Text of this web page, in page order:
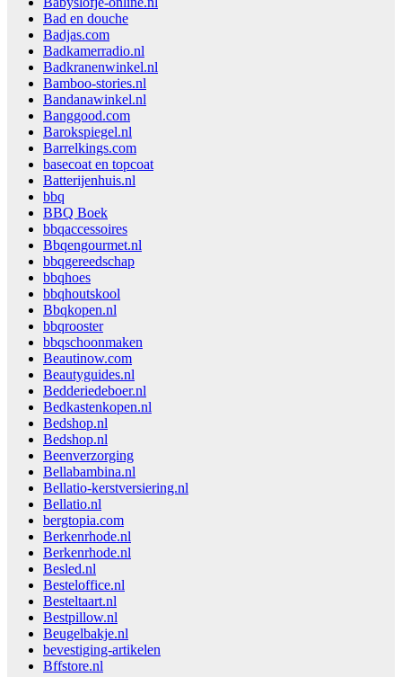
Bad en douche
Badjas.com
Badkamerradio.nl
Badkranenwinkel.nl
Bamboo-stories.nl
Bandanawinkel.nl
Banggood.com
Barokspiegel.nl
Barrelkings.com
basecoat en topcoat
Batterijenhuis.nl
bbq
BBQ Boek
bbqaccessoires
Bbqengourmet.nl
bbqgereedschap
bbqhoes
bbqhoutskool
Bbqkopen.nl
bbqrooster
bbqschoonmaken
Beautinow.com
Beautyguides.nl
Bedderiedeboer.nl
Bedkastenkopen.nl
Bedshop.nl
Bedshop.nl
Beenverzorging
Bellabambina.nl
Bellatio-kerstversiering.nl
Bellatio.nl
bergtopia.com
Berkenrhode.nl
Berkenrhode.nl
Besled.nl
Besteloffice.nl
Besteltaart.nl
Bestpillow.nl
Beugelbakje.nl
bevestiging-artikelen
Bffstore.nl